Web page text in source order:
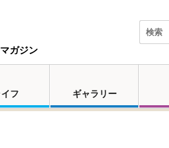
ガジン
フ ギャラリー